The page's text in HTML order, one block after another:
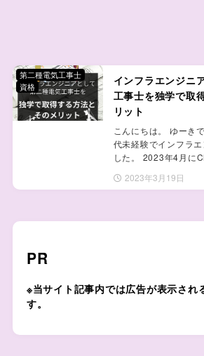
インフラエンジニ
工事士を独学で取
リット
こんにちは。 ゆーき
代未経験でインフラ
した。 2023年4月に
2023年3月19日
第二種電気工事士
資格
※当サイト記事内では広告が表示され
す。